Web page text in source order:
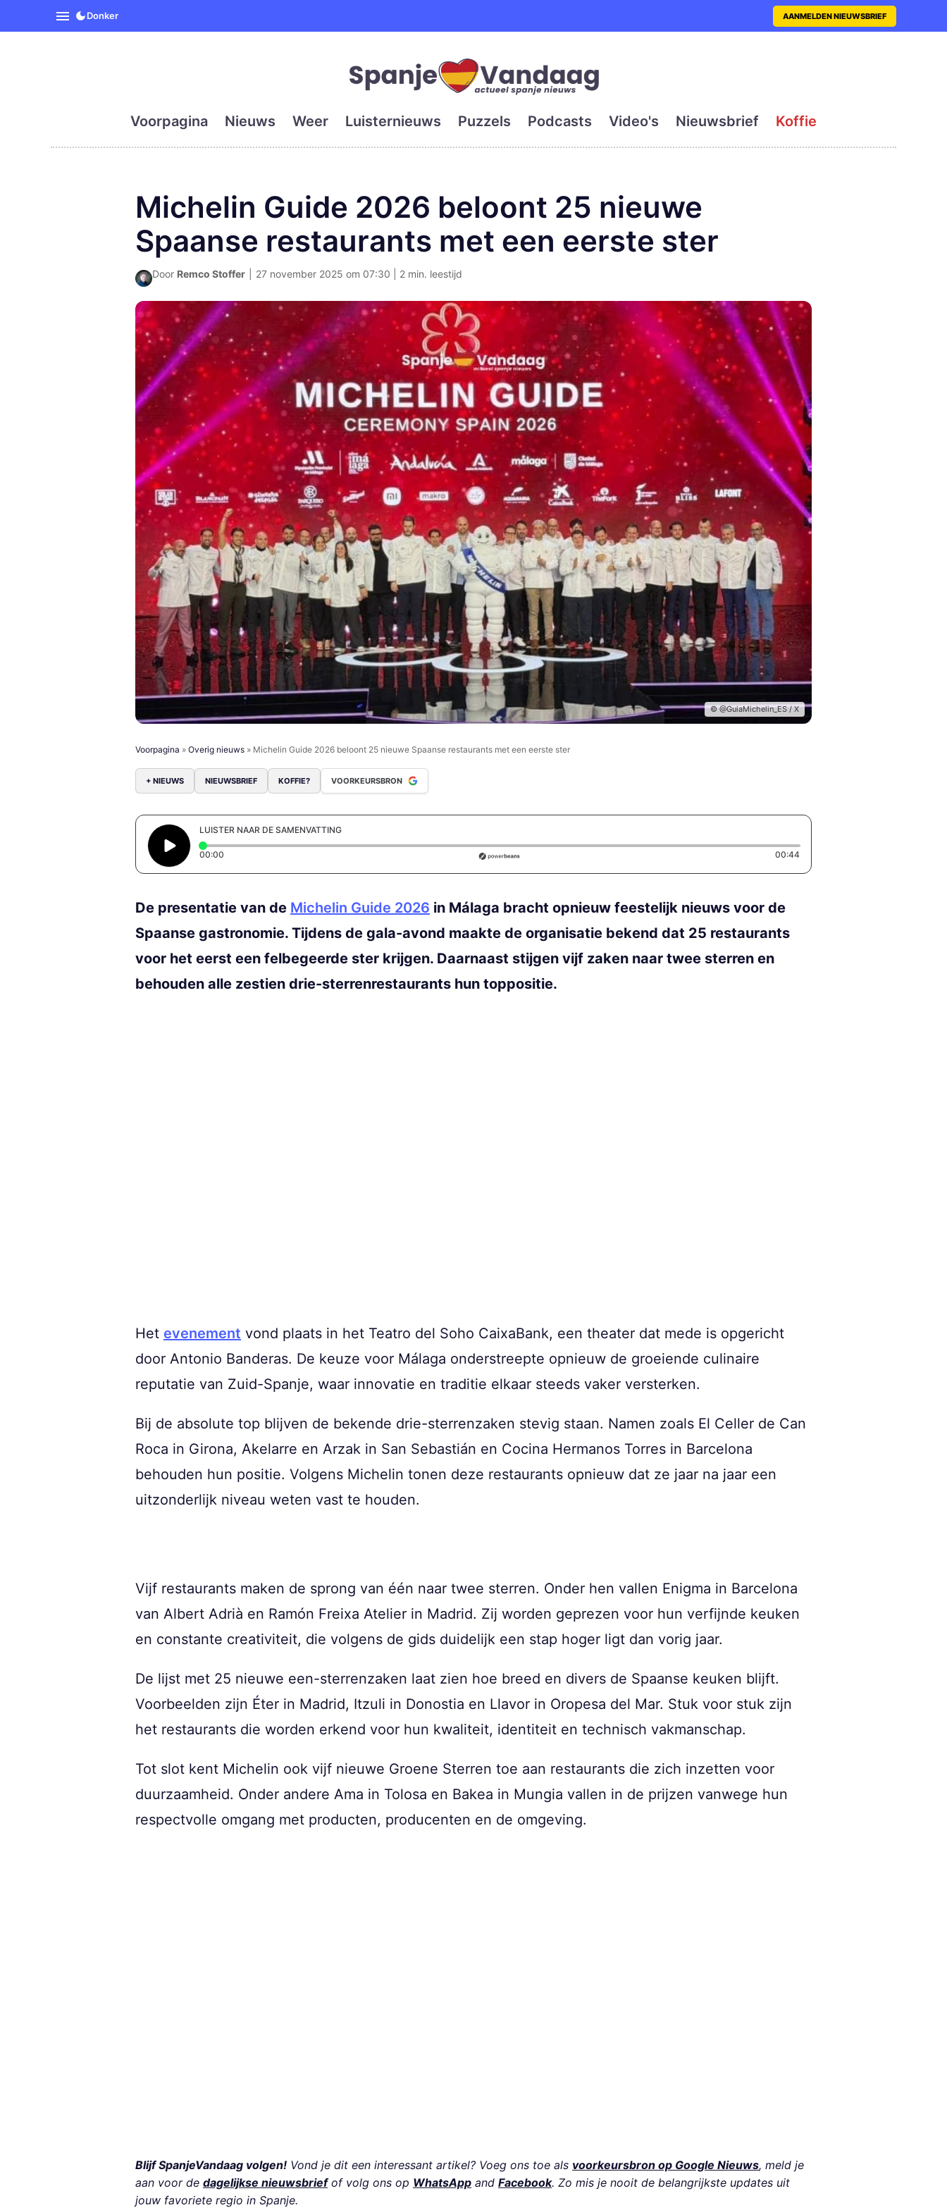
SpanjeVandaag is de eerste en grootste digitale krant met actueel en
Donker AANMELDEN NIEUWSBRIEF
Voorpagina Nieuws Weer Luisternieuws Puzzels Podcasts Video's Nieuwsbrief Koffie
Michelin Guide 2026 beloont 25 nieuwe
Spaanse restaurants met een eerste ster
Door Remco Stoffer 27 november 2025 om 07:30 | 2 min. leestijd
© @GuiaMichelin_ES / X
Voorpagina » Overig nieuws » Michelin Guide 2026 beloont 25 nieuwe Spaanse restaurants met een eerste ster
+ NIEUWS NIEUWSBRIEF KOFFIE? VOORKEURSBRON
LUISTER NAAR DE SAMENVATTING
00:00 00:44Duration: 44 seconds
De presentatie van de Michelin Guide 2026 in Málaga bracht opnieuw feestelijk nieuws voor de
Spaanse gastronomie. Tijdens de gala-avond maakte de organisatie bekend dat 25 restaurants
voor het eerst een felbegeerde ster krijgen. Daarnaast stijgen vijf zaken naar twee sterren en
behouden alle zestien drie-sterrenrestaurants hun toppositie.
Het evenement vond plaats in het Teatro del Soho CaixaBank, een theater dat mede is opgericht
door Antonio Banderas. De keuze voor Málaga onderstreepte opnieuw de groeiende culinaire
reputatie van Zuid-Spanje, waar innovatie en traditie elkaar steeds vaker versterken.
Bij de absolute top blijven de bekende drie-sterrenzaken stevig staan. Namen zoals El Celler de Can
Roca in Girona, Akelarre en Arzak in San Sebastián en Cocina Hermanos Torres in Barcelona
behouden hun positie. Volgens Michelin tonen deze restaurants opnieuw dat ze jaar na jaar een
uitzonderlijk niveau weten vast te houden.
Vijf restaurants maken de sprong van één naar twee sterren. Onder hen vallen Enigma in Barcelona
van Albert Adrià en Ramón Freixa Atelier in Madrid. Zij worden geprezen voor hun verfijnde keuken
en constante creativiteit, die volgens de gids duidelijk een stap hoger ligt dan vorig jaar.
De lijst met 25 nieuwe een-sterrenzaken laat zien hoe breed en divers de Spaanse keuken blijft.
Voorbeelden zijn Éter in Madrid, Itzuli in Donostia en Llavor in Oropesa del Mar. Stuk voor stuk zijn
het restaurants die worden erkend voor hun kwaliteit, identiteit en technisch vakmanschap.
Tot slot kent Michelin ook vijf nieuwe Groene Sterren toe aan restaurants die zich inzetten voor
duurzaamheid. Onder andere Ama in Tolosa en Bakea in Mungia vallen in de prijzen vanwege hun
respectvolle omgang met producten, producenten en de omgeving.
Blijf SpanjeVandaag volgen! Vond je dit een interessant artikel? Voeg ons toe als voorkeursbron op Google Nieuws, meld je
aan voor de dagelijkse nieuwsbriefof volg ons op WhatsApp and Facebook. Zo mis je nooit de belangrijkste updates uit
jouw favoriete regio in Spanje.